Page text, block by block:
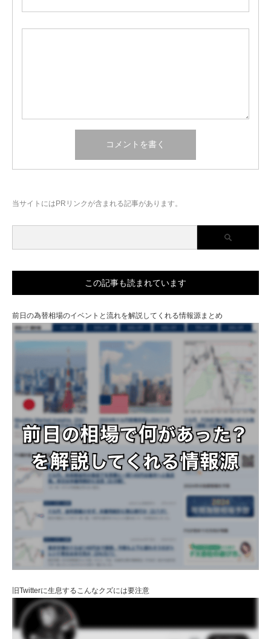
当サイトにはPRリンクが含まれる記事があります。
この記事も読まれています
前日の為替相場のイベントと流れを解説してくれる情報源まとめ
旧Twitterに生息するこんなクズには要注意